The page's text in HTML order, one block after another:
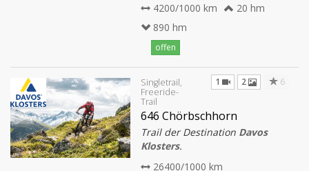
4200/1000 km
20 hm
890 hm
offen
Singletrail,
Freeride-
Trail
1 2 6
646 Chörbschhorn
Trail der Destination Davos
Klosters.
26400/1000 km